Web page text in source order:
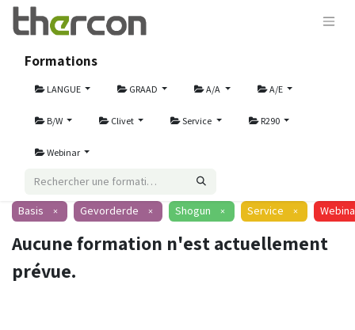
Formations
LANGUE GRAAD A/A A/E
B/W Clivet Service R290
Webinar
Basis × Gevorderde × Shogun × Service ×
Aucune formation n'est actuellement
prévue.